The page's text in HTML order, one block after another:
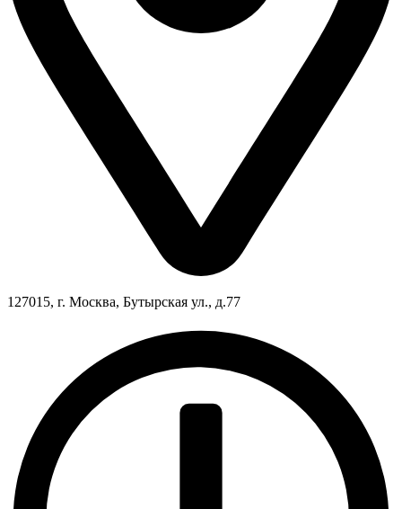
127015, г. Москва, Бутырская ул., д.77